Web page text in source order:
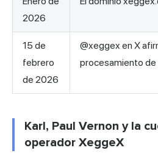
2026
15 de
febrero
de 2026
@xeggex en X
procesamiento
Karl, Paul Vernon y la
operador XeggeX